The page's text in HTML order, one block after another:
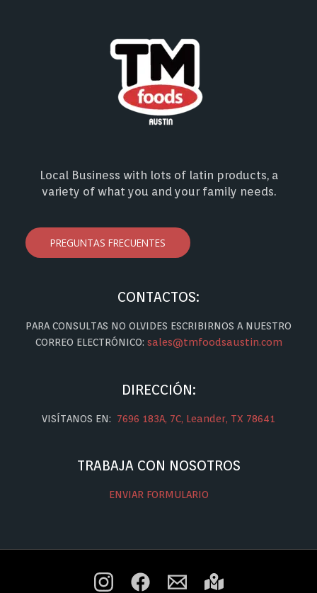
Local Business with lots of latin products, a
variety of what you and your family needs.
PREGUNTAS FRECUENTES
CONTACTOS:
PARA CONSULTAS NO OLVIDES ESCRIBIRNOS A NUESTRO
CORREO ELECTRÓNICO: sales@tmfoodsaustin.com
DIRECCIÓN:
VISÍTANOS EN: 7696 183A, 7C, Leander, TX 78641
TRABAJA CON NOSOTROS
ENVIAR FORMULARIO